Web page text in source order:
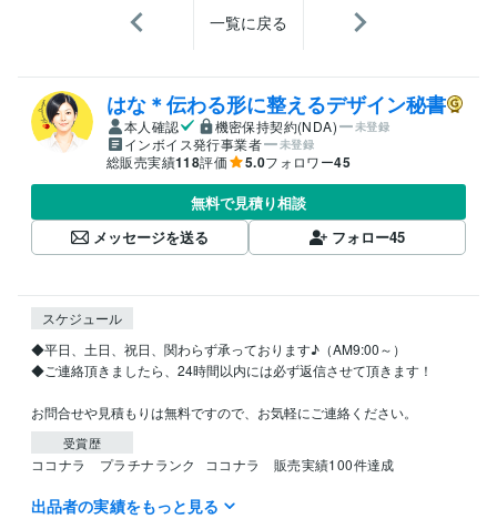
一覧に戻る
はな＊伝わる形に整えるデザイン秘書
本人確認 機密保持契約(NDA) 未登録
インボイス発行事業者 未登録
総販売実績118評価 5.0フォロワー45
無料で見積り相談
メッセージを送る
フォロー45
スケジュール
◆平日、土日、祝日、関わらず承っております♪（AM9:00～）
◆ご連絡頂きましたら、24時間以内には必ず返信させて頂きます！
お問合せや見積もりは無料ですので、お気軽にご連絡ください。
受賞歴
ココナラ　プラチナランク ココナラ　販売実績100件達成
ビジネス・クリエイティブツール
出品者の実績をもっと見る